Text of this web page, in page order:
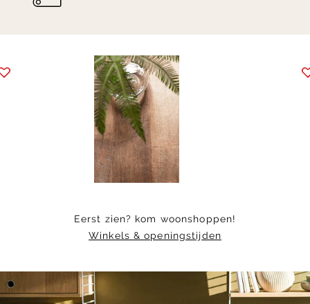
Item
Eerst zien? kom woonshoppen!
Winkels & openingstijden